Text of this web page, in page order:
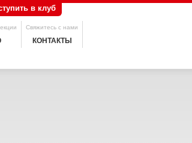
Свяжитесь с нами
КОНТАКТЫ
в клуб